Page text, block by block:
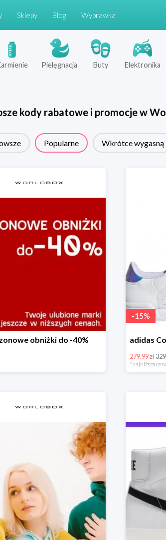
Sklepy Blog Wyprawka
Pielęgnacja Buty Elektronika
kody rabatowe i promocje w
Popularne Wkrótce wygasną
obniżki do -40%
-15%
279.99 zł
*najniższa